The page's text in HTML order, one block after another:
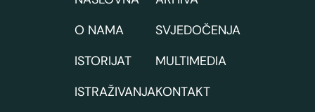
O NAMA
ISTORIJAT
ISTRAŽIVANJA
SVJEDOČENJA
MULTIMEDIA
KONTAKT